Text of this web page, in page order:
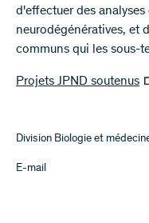
d'effectuer des analyses
neurodégénératives, et
communs qui les sous-
Projets JPND soutenus
Division Biologie et
E-mail